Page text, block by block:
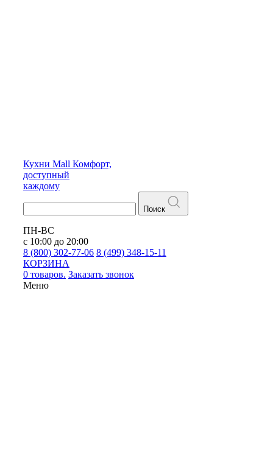
Кухни Mall Комфорт,
доступный
каждому
Поиск
ПН-ВС
с 10:00 до 20:00
8 (800) 302-77-06 8 (499) 348-15-11
КОРЗИНА
0 товаров. Заказать звонок
Меню